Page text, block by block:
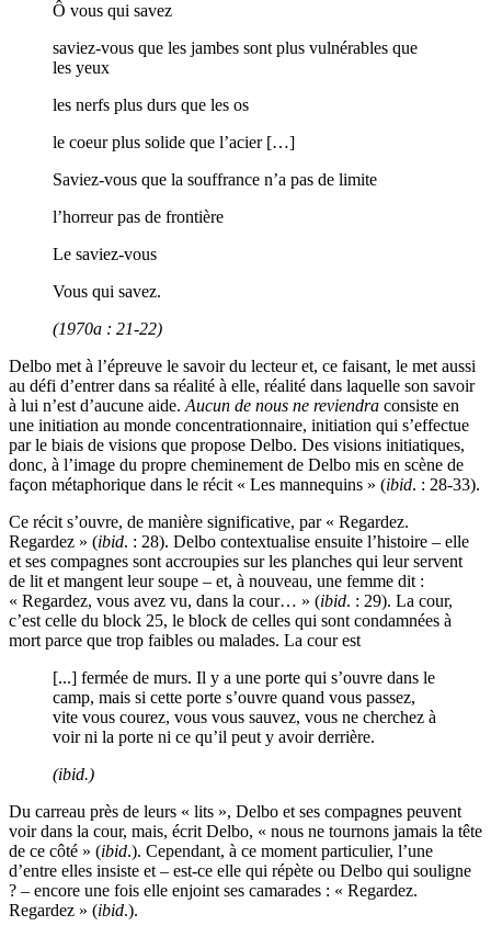
Ô vous qui savez
saviez-vous que les jambes sont plus vulnérables que
les yeux
les nerfs plus durs que les os
le coeur plus solide que l’acier […]
Saviez-vous que la souffrance n’a pas de limite
l’horreur pas de frontière
Le saviez-vous
Vous qui savez.
(1970a : 21-22)
Delbo met à l’épreuve le savoir du lecteur et, ce faisant, le met aussi
au défi d’entrer dans sa réalité à elle, réalité dans laquelle son savoir
à lui n’est d’aucune aide. Aucun de nous ne reviendra consiste en
une initiation au monde concentrationnaire, initiation qui s’effectue
par le biais de visions que propose Delbo. Des visions initiatiques,
donc, à l’image du propre cheminement de Delbo mis en scène de
façon métaphorique dans le récit « Les mannequins » (ibid. : 28-33).
Ce récit s’ouvre, de manière significative, par « Regardez.
Regardez » (ibid. : 28). Delbo contextualise ensuite l’histoire – elle
et ses compagnes sont accroupies sur les planches qui leur servent
de lit et mangent leur soupe – et, à nouveau, une femme dit :
« Regardez, vous avez vu, dans la cour… » (ibid. : 29). La cour,
c’est celle du block 25, le block de celles qui sont condamnées à
mort parce que trop faibles ou malades. La cour est
[...] fermée de murs. Il y a une porte qui s’ouvre dans le
camp, mais si cette porte s’ouvre quand vous passez,
vite vous courez, vous vous sauvez, vous ne cherchez à
voir ni la porte ni ce qu’il peut y avoir derrière.
(ibid.)
Du carreau près de leurs « lits », Delbo et ses compagnes peuvent
voir dans la cour, mais, écrit Delbo, « nous ne tournons jamais la tête
de ce côté » (ibid.). Cependant, à ce moment particulier, l’une
d’entre elles insiste et – est-ce elle qui répète ou Delbo qui souligne
? – encore une fois elle enjoint ses camarades : « Regardez.
Regardez » (ibid.).